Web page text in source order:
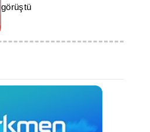
görüştü